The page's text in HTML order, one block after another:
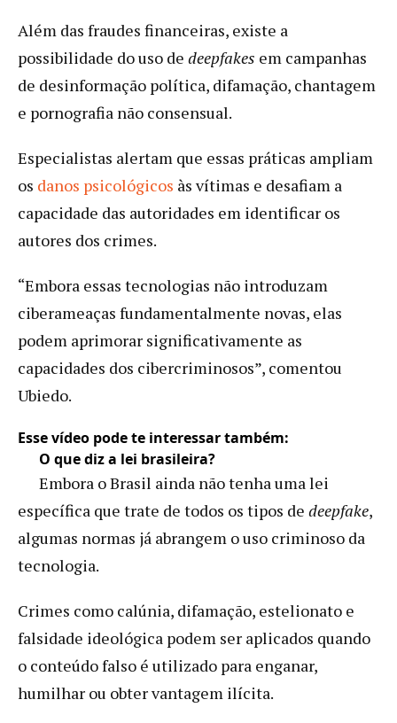
Além das fraudes financeiras, existe a
possibilidade do uso de deepfakes em campanhas
de desinformação política, difamação, chantagem
e pornografia não consensual.
Especialistas alertam que essas práticas ampliam
os danos psicológicos às vítimas e desafiam a
capacidade das autoridades em identificar os
autores dos crimes.
“Embora essas tecnologias não introduzam
ciberameaças fundamentalmente novas, elas
podem aprimorar significativamente as
capacidades dos cibercriminosos”, comentou
Ubiedo.
Esse vídeo pode te interessar também:
O que diz a lei brasileira?
Embora o Brasil ainda não tenha uma lei
específica que trate de todos os tipos de deepfake,
algumas normas já abrangem o uso criminoso da
tecnologia.
Crimes como calúnia, difamação, estelionato e
falsidade ideológica podem ser aplicados quando
o conteúdo falso é utilizado para enganar,
humilhar ou obter vantagem ilícita.